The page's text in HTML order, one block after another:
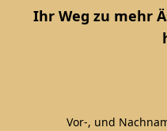
Ihr Weg zu mehr
Vor-, und